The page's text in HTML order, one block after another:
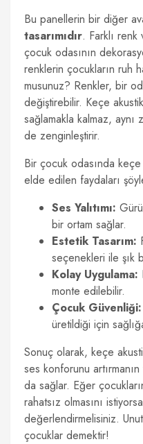
Bu panellerin bir diğer
tasarımıdır. Farklı
çocuk odasının
renklerin çocukların ruh
musunuz? Renkler, bir
değiştirebilir. Keçe
sağlamakla kalmaz, aynı
de zenginleştirir.
Bir çocuk odasında keçe
elde edilen faydaları
Ses Yalıtımı:
bir ortam sağlar.
Estetik Tasarım:
seçenekleri ile şık
Kolay Uygulama:
monte edilebilir.
Çocuk Güvenliği:
üretildiği için
Sonuç olarak, keçe
ses konforunu
da sağlar. Eğer
rahatsız olmasını
değerlendirmelisiniz.
çocuklar demektir!